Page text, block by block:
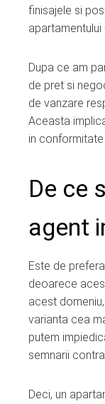
finisajele si
Dupa ce am
de pret si
de vanzare
Aceasta
in
De ce
agent
Este de
deoarece
acest
varianta cea
putem
semnarii
Deci, un